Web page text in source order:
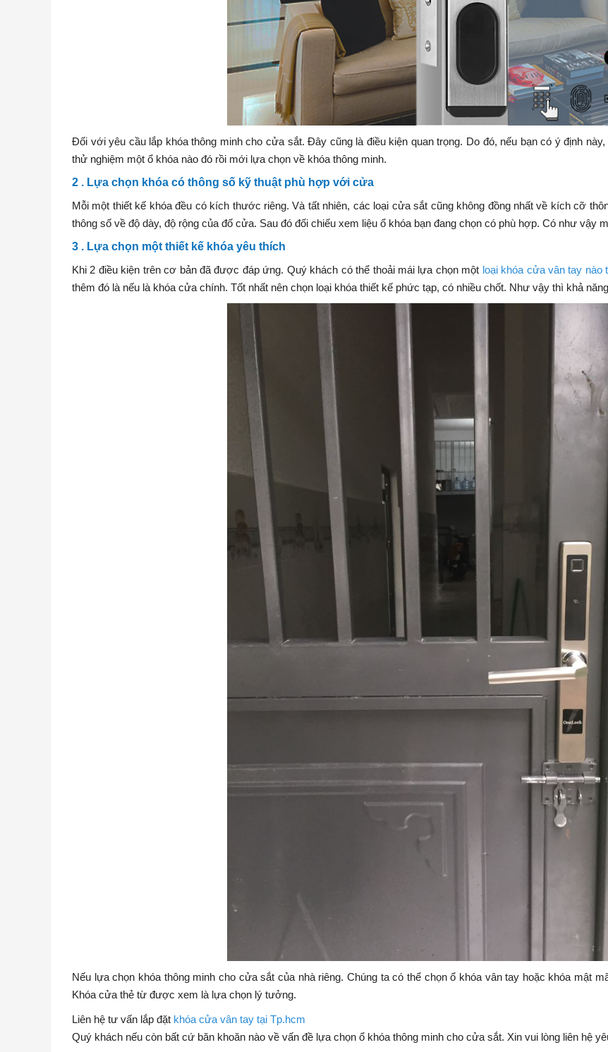
Đối với yêu cầu lắp khóa thông minh cho cửa sắt. Đây cũng là điều kiện quan trọng. Do đó, nếu bạn có ý định
thử nghiệm một ổ khóa nào đó rồi mới lựa chọn về khóa thông minh.
2 . Lựa chọn khóa có thông số kỹ thuật phù hợp với cửa
Mỗi một thiết kế khóa đều có kích thước riêng. Và tất nhiên, các loại cửa sắt cũng không đồng nhất về kích cỡ
thông số về độ dày, độ rộng của đố cửa. Sau đó đối chiếu xem liệu ổ khóa bạn đang chọn có phù hợp. Có như
3 . Lựa chọn một thiết kế khóa yêu thích
Khi 2 điều kiện trên cơ bản đã được đáp ứng. Quý khách có thể thoải mái lựa chọn một loại khóa cửa vân tay nào
thêm đó là nếu là khóa cửa chính. Tốt nhất nên chọn loại khóa thiết kế phức tạp, có nhiều chốt. Như vậy thì khả
Nếu lựa chọn khóa thông minh cho cửa sắt của nhà riêng. Chúng ta có thể chọn ổ khóa vân tay hoặc khóa mật
Khóa cửa thẻ từ được xem là lựa chọn lý tưởng.
Liên hệ tư vấn lắp đặt khóa cửa vân tay tại Tp.hcm
Quý khách nếu còn bất cứ băn khoăn nào về vấn đề lựa chọn ổ khóa thông minh cho cửa sắt. Xin vui lòng liên hệ